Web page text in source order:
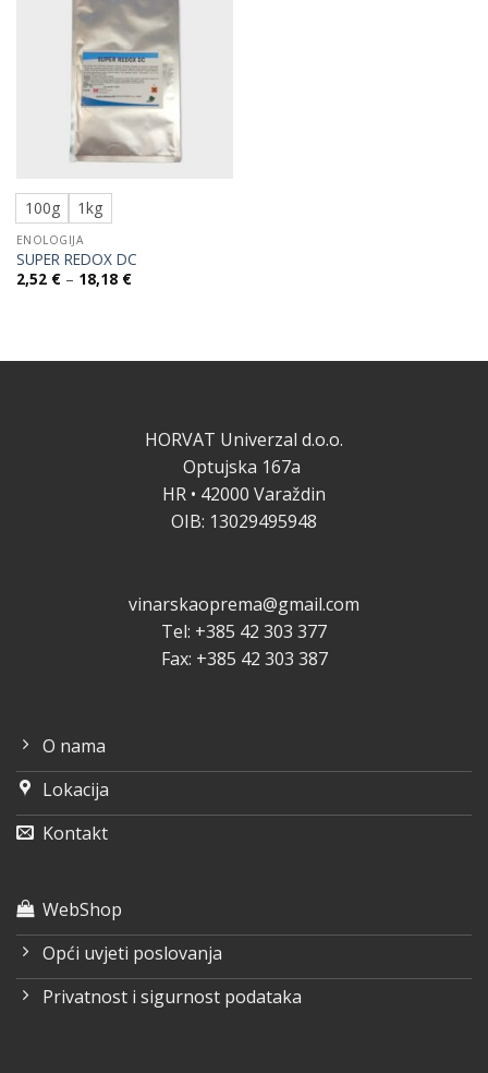
100g 1kg
ENOLOGIJA
SUPER REDOX DC
2,52 € – 18,18 €Raspon
HORVAT Univerzal d.o.o.
Optujska 167a
HR • 42000 Varaždin
OIB: 13029495948
vinarskaoprema@gmail.com
Tel: +385 42 303 377
Fax: +385 42 303 387
O nama
Lokacija
Kontakt
WebShop
Opći uvjeti poslovanja
Privatnost i sigurnost podataka